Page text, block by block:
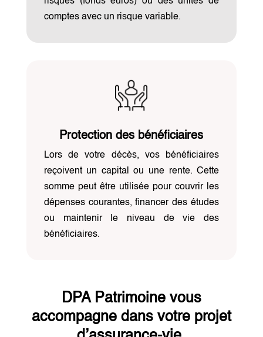
comptes avec un risque variable.
Protection des bénéficiaires
Lors de votre décès, vos bénéficiaires
reçoivent un capital ou une rente. Cette
somme peut être utilisée pour couvrir les
dépenses courantes, financer des études
ou maintenir le niveau de vie des
bénéficiaires.
DPA Patrimoine vous
accompagne dans votre projet